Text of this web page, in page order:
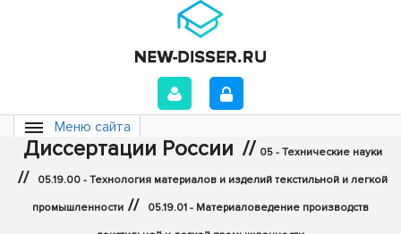
Меню сайта
Диссертации России // 05 - Технические науки
// 05.19.00 - Технология материалов и изделий текстильной и легкой
промышленности // 05.19.01 - Материаловедение производств